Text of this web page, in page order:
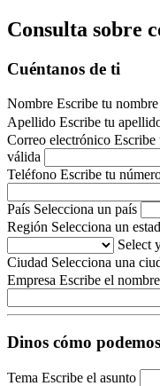
Consulta sobre
Cuéntanos de ti
Nombre Escribe tu nombre
Apellido Escribe tu
Correo electrónico Escribe
válida
Teléfono Escribe tu
País Selecciona un país
Región Selecciona un
Select
Ciudad Selecciona una
Empresa Escribe el
Dinos cómo
Tema Escribe el asunto